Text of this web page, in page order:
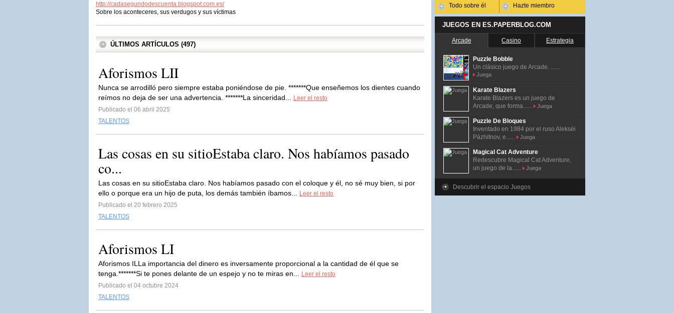
http://cadasegundodescuenta.blogspot.com.es/
Sobre los aconteceres, sus verdugos y sus víctimas
ÚLTIMOS ARTÍCULOS (497)
Aforismos LII
Nunca se arrodilló pero siempre estaba poniéndose de pie. *******Que enseñemos los dientes cuando
reímos no deja de ser una advertencia. *******La sinceridad...
Leer el resto
Publicado el 06 abril 2025
TALENTOS
Las cosas en su sitioEstaba claro. Nos habíamos pasado
co...
Las cosas en su sitioEstaba claro. Nos habíamos pasado con el coloque y él, no sé muy bien, si por
ello o porque era un hijo de puta, los demás también íbamos...
Leer el resto
Publicado el 20 febrero 2025
TALENTOS
Aforismos LI
Aforismos ILLa importancia del dinero es inversamente proporcional a la cantidad de él que se
tenga.*******Si te pones delante de un espejo y no te miras en...
Leer el resto
Publicado el 04 octubre 2024
TALENTOS
Todo sobre él Hazte miembro
JUEGOS EN ES.PAPERBLOG.COM
Arcade Casino Estrategia
Puzzle Bobble
Un clásico juego de Arcade. ......
Juega
Karate Blazers
Karate Blazers es un juego de
Arcade, que forma......
Juega
Puzzle De Bloques
Inventado en 1984 por el ruso Alekséi
Pázhitnov, e......
Juega
Magical Cat Adventure
Redescubre Magical Cat Adventure,
un juego de la......
Juega
Descubrir el espacio Juegos